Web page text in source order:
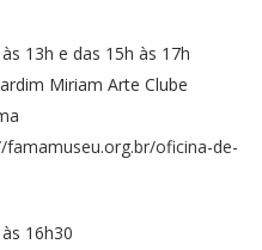
13h e das 15h às 17h
Miriam Arte Clube
famamuseu.org.br/oficina-de-
16h30